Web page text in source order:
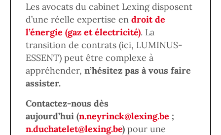
Les avocats du cabinet Lexing disposent
d’une réelle expertise en droit de
l’énergie (gaz et électricité). La
transition de contrats (ici, LUMINUS-
ESSENT) peut être complexe à
appréhender, n’hésitez pas à vous faire
assister.
Contactez-nous dès
aujourd’hui (n.neyrinck@lexing.be ;
n.duchatelet@lexing.be) pour une